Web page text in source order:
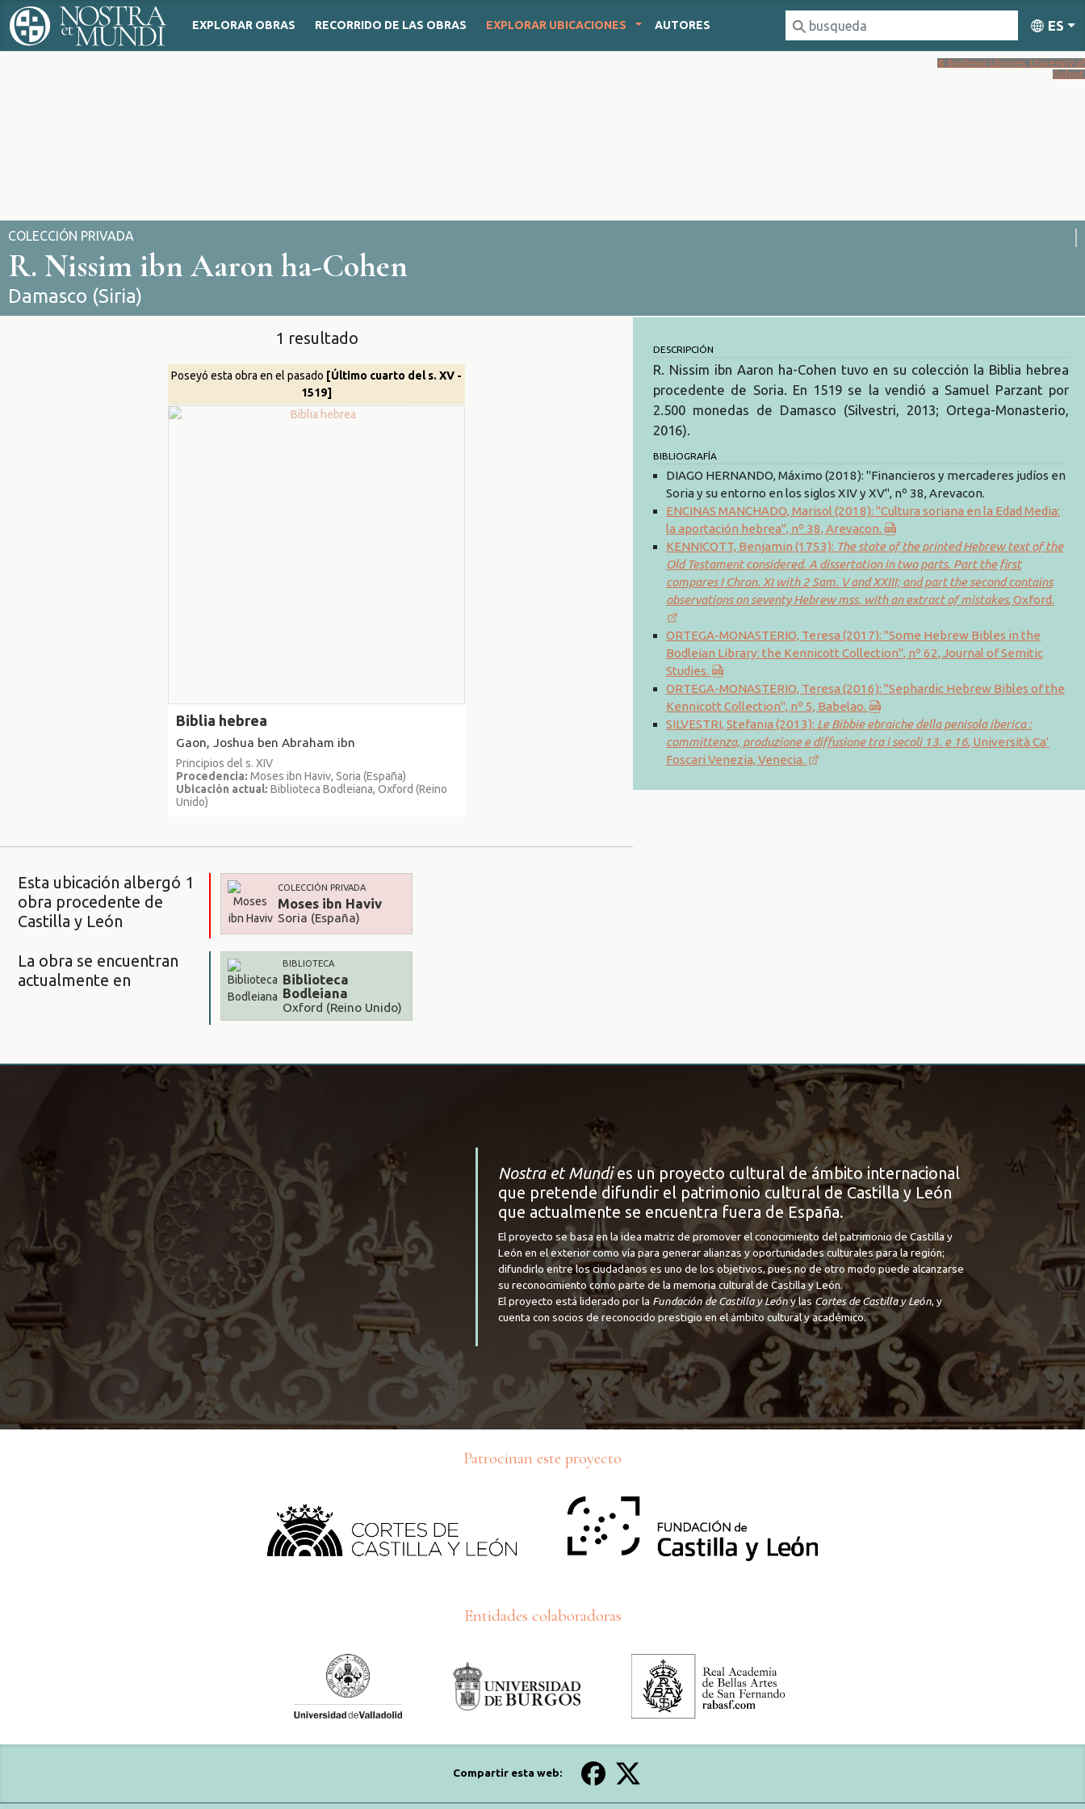
EXPLORAR OBRAS RECORRIDO DE LAS OBRAS EXPLORAR UBICACIONES AUTORES ES
© Bodleian Libraries, University of
Oxford.
COLECCIÓN PRIVADA
R. Nissim ibn Aaron ha-Cohen
Damasco (Siria)
DESCRIPCIÓN
R. Nissim ibn Aaron ha-Cohen tuvo en su colección la Biblia hebrea
procedente de Soria. En 1519 se la vendió a Samuel Parzant por
2.500 monedas de Damasco (Silvestri, 2013; Ortega-Monasterio,
2016).
BIBLIOGRAFÍA
DIAGO HERNANDO, Máximo (2018): "Financieros y mercaderes judíos en
Soria y su entorno en los siglos XIV y XV", nº 38, Arevacon.
ENCINAS MANCHADO, Marisol (2018): "Cultura soriana en la Edad Media:
la aportación hebrea", nº 38, Arevacon.
KENNICOTT, Benjamin (1753): The state of the printed Hebrew text of the
Old Testament considered. A dissertation in two parts. Part the first
compares I Chron. XI with 2 Sam. V and XXIII; and part the second contains
observations on seventy Hebrew mss. with an extract of mistakes, Oxford.
ORTEGA-MONASTERIO, Teresa (2017): "Some Hebrew Bibles in the
Bodleian Library: the Kennicott Collection", nº 62, Journal of Semitic
Studies.
ORTEGA-MONASTERIO, Teresa (2016): "Sephardic Hebrew Bibles of the
Kennicott Collection", nº 5, Babelao.
SILVESTRI, Stefania (2013): Le Bibbie ebraiche della penisola iberica :
committenza, produzione e diffusione tra i secoli 13. e 16, Università Ca’
Foscari Venezia, Venecia.
1 resultado
Poseyó esta obra en el pasado [Último cuarto del s. XV -
1519]
Biblia hebrea
Gaon, Joshua ben Abraham ibn
Principios del s. XIV
Procedencia: Moses ibn Haviv, Soria (España)
Ubicación actual: Biblioteca Bodleiana, Oxford (Reino
Unido)
Esta ubicación albergó 1
obra procedente de
Castilla y León
COLECCIÓN PRIVADA
Moses ibn Haviv
Soria (España)
La obra se encuentran
actualmente en
BIBLIOTECA
Biblioteca
Bodleiana
Oxford (Reino Unido)
Nostra et Mundies un proyecto cultural de ámbito internacional
que pretende difundir el patrimonio cultural de Castilla y León
que actualmente se encuentra fuera de España.
El proyecto se basa en la idea matriz de promover el conocimiento del patrimonio de Castilla y
León en el exterior como vía para generar alianzas y oportunidades culturales para la región;
difundirlo entre los ciudadanos es uno de los objetivos, pues no de otro modo puede alcanzarse
su reconocimiento como parte de la memoria cultural de Castilla y León.
El proyecto está liderado por la Fundación de Castilla y Leóny las Cortes de Castilla y León, y
cuenta con socios de reconocido prestigio en el ámbito cultural y académico.
Patrocinan este proyecto
Entidades colaboradoras
Compartir esta web: